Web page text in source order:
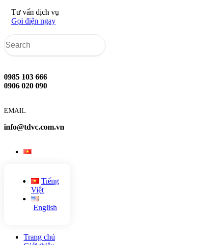
Tư vấn dịch vụ
Gọi điện ngay
0985 103 666
0906 020 090
EMAIL
info@tdvc.com.vn
Tiếng
Việt
English
Trang chủ